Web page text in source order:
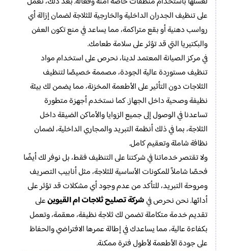
على تنظيف الجدران الداخلية والخارجية للثلاجة لضمان إزالة أي
رواسب دهنية أو بقع متراكمة، مما يساعد في منع تكون العفن
والبكتيريا التي قد تؤثر على سلامة طعامك.
في مركز الصيانة المعتمد لدينا، نحرص على استخدام مواد
تنظيف مستوردة عالية الجودة، مصممة خصيصًا لتنظيف
الثلاجات دون التأثير على الأطعمة المخزنة، مما يضمن لك بيئة
نظيفة وصحية داخل الجهاز. كما نستخدم أجهزة متطورة
تساعدنا في الوصول إلى جميع الزوايا والأماكن الضيقة داخل
الثلاجة، بما في ذلك أنظمة التبريد والمجاري الداخلية، لضمان
نظافة شاملة وتعقيم كامل.
ولا تقتصر خدماتنا في شركتنا على التنظيف فقط، بل نوفر لك أيضًا
فحصًا شاملاً للمكونات الأساسية للثلاجة، مثل أنابيب التصريف
ومروحة التبريد، للتأكد من عدم وجود أي مشكلات قد تؤثر على
أدائها. نحن نحرص فيشركة تصليح ثلاجات ام القيوينعلى
تقديم خدمة متكاملة تضمن لك ثلاجة نظيفة، معقمة، وتعمل
بكفاءة عالية، مما يساعدك في إطالة عمرها الافتراضي والحفاظ
على جودة الأطعمة لأطول فترة ممكنة.